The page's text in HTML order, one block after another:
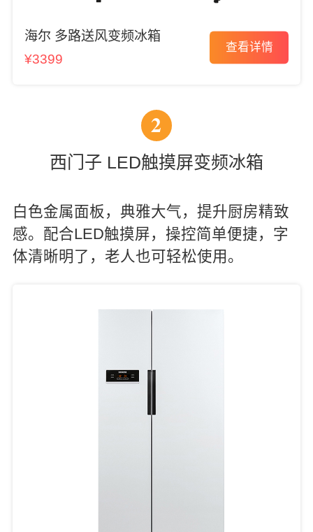
海尔 多路送风变频冰箱
¥3399
查看详情
2
西门子 LED触摸屏变频冰箱
白色金属面板，典雅大气，提升厨房精致
感。配合LED触摸屏，操控简单便捷，字
体清晰明了，老人也可轻松使用。